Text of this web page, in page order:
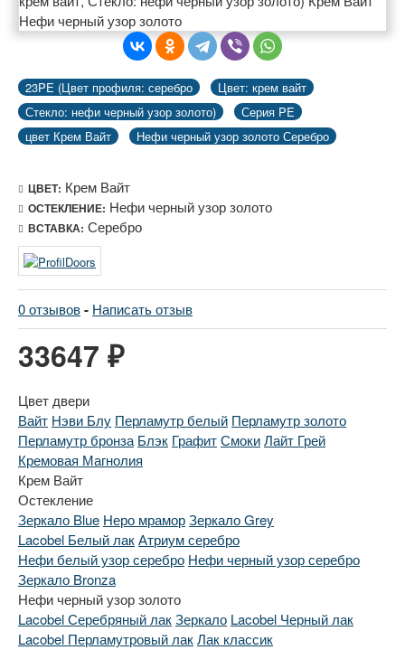
23PE (Цвет профиля: серебро
Цвет: крем вайт
Стекло: нефи черный узор золото)
Серия PE
цвет Крем Вайт
Нефи черный узор золото Серебро
ЦВЕТ: Крем Вайт
ОСТЕКЛЕНИЕ: Нефи черный узор золото
ВСТАВКА: Серебро
0 отзывов- Написать отзыв
33647 ₽
Цвет двери
Вайт Нэви Блу Перламутр белый Перламутр золото
Перламутр бронза Блэк ГрафитСмокиЛайт Грей
Кремовая Магнолия
Крем Вайт
Остекление
Зеркало Blue Неро мраморЗеркало Grey
Lacobel Белый лакАтриум серебро
Нефи белый узор серебро Нефи черный узор серебро
Зеркало Bronza
Нефи черный узор золото
Lacobel Серебряный лакЗеркало Lacobel Черный лак
Lacobel Перламутровый лакЛак классик